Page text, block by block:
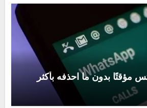
مؤقتًا بدون ما احذفه بأكثر